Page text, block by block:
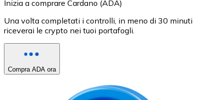
Inizia a comprare Cardano (ADA)
Una volta completati i controlli, in meno di 30 minuti
riceverai le crypto nei tuoi portafogli.
Compra ADA ora